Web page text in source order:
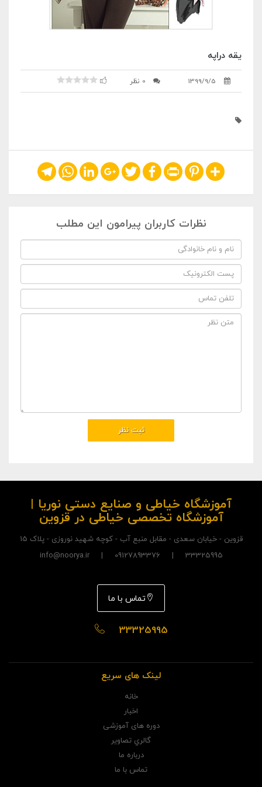
یقه دراپه
1399/9/5 0 نظر
Share
Pinterest
Print
Facebook
Twitter
Google+
LinkedIn
WhatsApp
Telegram
نظرات کاربران پیرامون این مطلب
آموزشگاه خیاطی و صنایع دستی نوریا |
آموزشگاه تخصصی خیاطی در قزوین
قزوین - خیابان سعدی - مقابل منبع آب - کوچه شهید نوروزی - پلاک 15
33325995 | 09127893376 | info@noorya.ir
تماس با ما
33325995
لینک های سریع
خانه
اخبار
دوره های آموزشی
گالري تصاوير
درباره ما
تماس با ما